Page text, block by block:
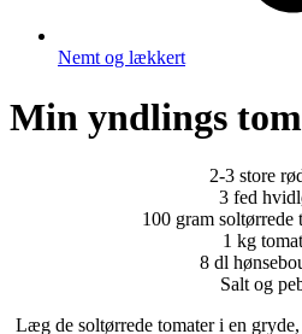
Nemt og lækkert
Min yndlings
2-3 store
3 fed
100 gram soltørrede
1 kg
8 dl
Salt og
Læg de soltørrede tomater i en